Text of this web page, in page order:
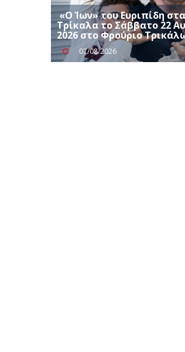
«Ο Ίων» του Ευριπίδη στα
Τρίκαλα το Σάββατο 22
2026 στο Φρούριο
07/08/2026